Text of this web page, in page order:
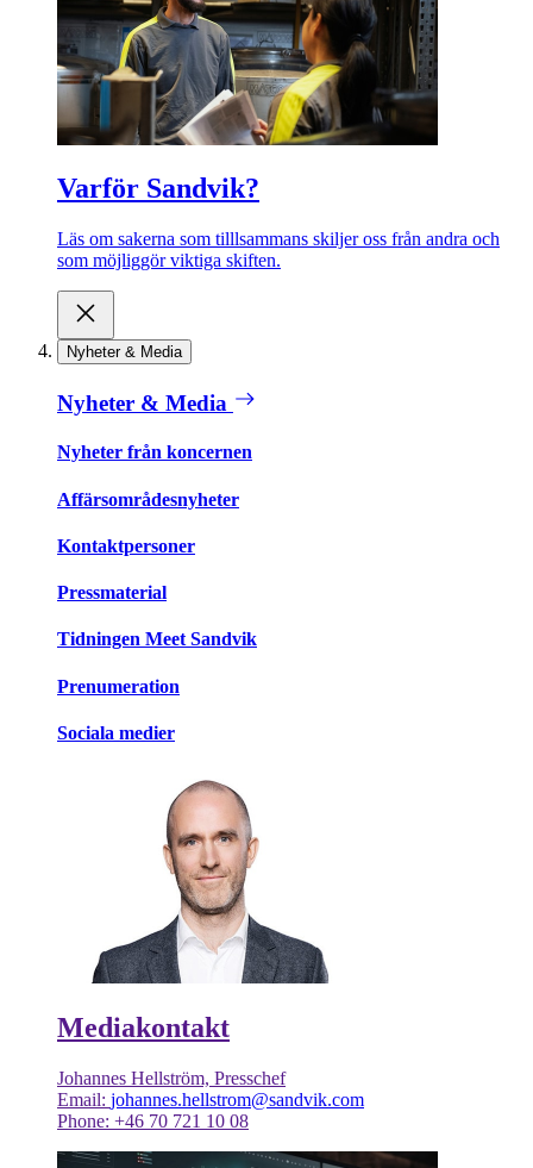
Varför Sandvik?
Läs om sakerna som tilllsammans skiljer oss från andra och
som möjliggör viktiga skiften.
Nyheter & Media
Nyheter & Media
Nyheter från koncernen
Affärsområdesnyheter
Kontaktpersoner
Pressmaterial
Tidningen Meet Sandvik
Prenumeration
Sociala medier
Mediakontakt
Johannes Hellström, Presschef
Email: johannes.hellstrom@sandvik.com
Phone: +46 70 721 10 08